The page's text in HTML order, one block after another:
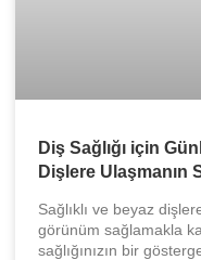
Diş Sağlığı için
Dişlere Ulaşmanın
Sağlıklı ve beyaz
görünüm sağlamakla
sağlığınızın bir